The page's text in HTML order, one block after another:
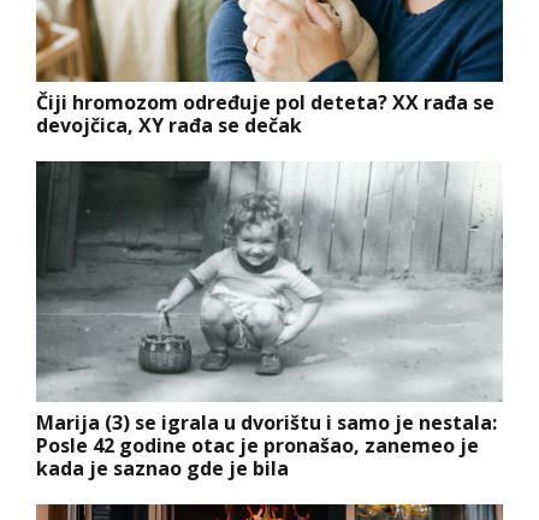
Čiji hromozom određuje pol deteta? XX rađa se
devojčica, XY rađa se dečak
Marija (3) se igrala u dvorištu i samo je nestala:
Posle 42 godine otac je pronašao, zanemeo je
kada je saznao gde je bila